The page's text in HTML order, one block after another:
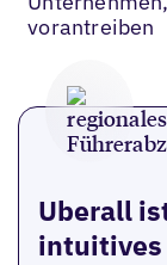
vorantreiben
Uberall
intuitives